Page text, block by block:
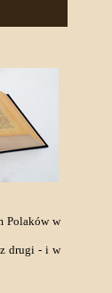
Polaków w
drugi - i w